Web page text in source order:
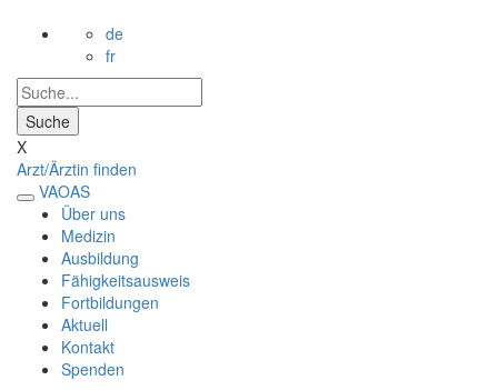
de
fr
X
Arzt/Ärztin finden
VAOAS
Über uns
Medizin
Ausbildung
Fähigkeitsausweis
Fortbildungen
Aktuell
Kontakt
Spenden